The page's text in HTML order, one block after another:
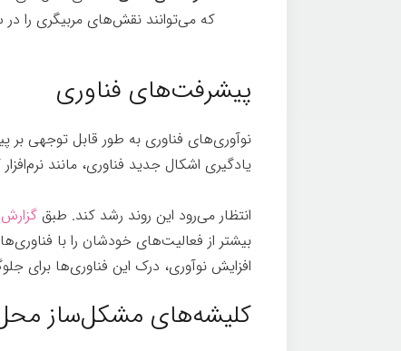
که می‌توانند نقش‌های مربیگری را
پیشرفت‌های فناوری
نوآوری‌های فناوری به طور قابل توجهی بر
یادگیری اشکال جدید فناوری، مانند
انتظار می‌رود این روند رشد کند. طبق
بیشتر از فعالیت‌های خودشان را با
افزایش نوآوری، درک این فناوری‌ها برای
کلیشه‌های مشکل‌ساز